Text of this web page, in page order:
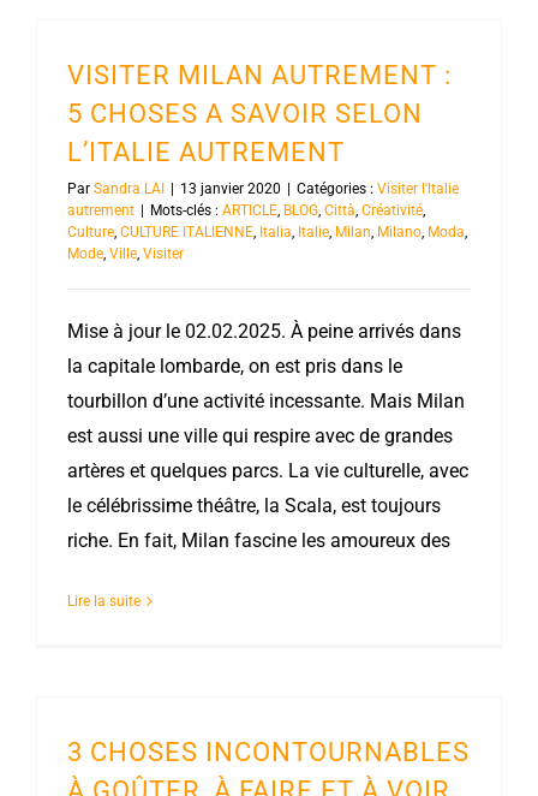
VISITER MILAN AUTREMENT :
5 CHOSES A SAVOIR SELON
L’ITALIE AUTREMENT
Par Sandra LAI 13 janvier 2020 Catégories : Visiter l'Italie
autrement
Mots-clés : ARTICLE, BLOG, Città, Créativité,
Culture, CULTURE ITALIENNE, Italia, Italie, Milan, Milano, Moda,
Mode, Ville, Visiter
Mise à jour le 02.02.2025. À peine arrivés dans
la capitale lombarde, on est pris dans le
tourbillon d’une activité incessante. Mais Milan
est aussi une ville qui respire avec de grandes
artères et quelques parcs. La vie culturelle, avec
le célébrissime théâtre, la Scala, est toujours
riche. En fait, Milan fascine les amoureux des
Lire la suite
3 CHOSES INCONTOURNABLES